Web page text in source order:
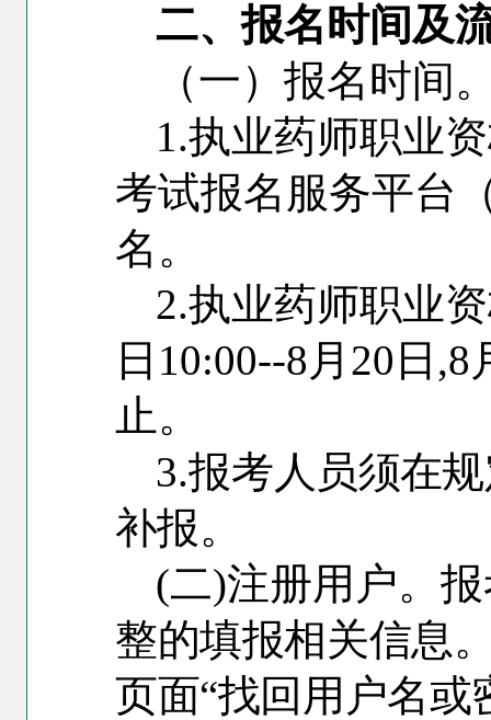
二、报名时间及
（一）报名时间
1.执业药师职业
考试报名服务平台
名。
2.执业药师职业
日10:00--8月20日
止。
3.报考人员须在
补报。
(二)注册用户。报
整的填报相关信息
页面“找回用户名或